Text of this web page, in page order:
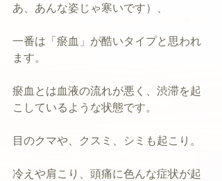
あ、あんな姿じゃ寒いです）、
一番は「瘀血」が酷いタイプと思われ
ます。
瘀血とは血液の流れが悪く、渋滞を起
こしているような状態です。
目のクマや、クスミ、シミも起こり。
冷えや肩こり、頭痛に色んな症状が起